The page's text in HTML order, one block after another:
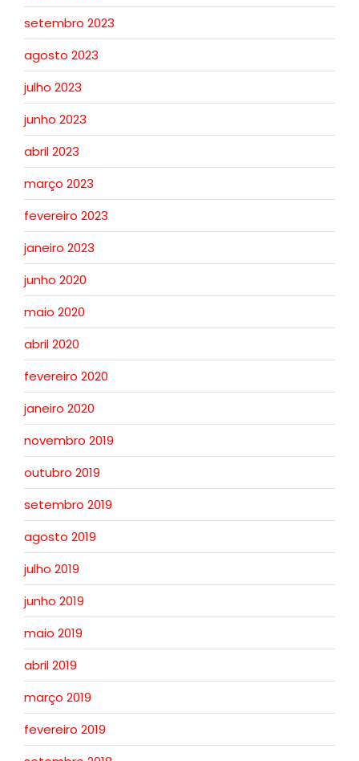
setembro 2023
agosto 2023
julho 2023
junho 2023
abril 2023
março 2023
fevereiro 2023
janeiro 2023
junho 2020
maio 2020
abril 2020
fevereiro 2020
janeiro 2020
novembro 2019
outubro 2019
setembro 2019
agosto 2019
julho 2019
junho 2019
maio 2019
abril 2019
março 2019
fevereiro 2019